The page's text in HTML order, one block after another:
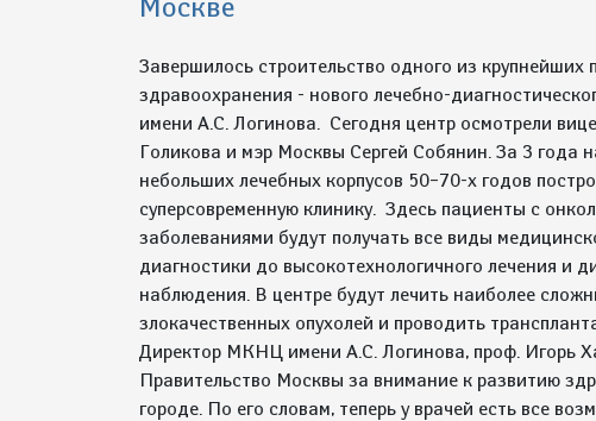
Завершилось строительство одного из крупнейших
здравоохранения - нового лечебно-
имени А.С. Логинова. Сегодня центр осмотрели
Голикова и мэр Москвы Сергей Собянин. За 3 года
небольших лечебных корпусов 50–70-х годов
суперсовременную клинику. Здесь пациенты с
заболеваниями будут получать все виды
диагностики до высокотехнологичного лечения и
наблюдения. В центре будут лечить наиболее
злокачественных опухолей и проводить
Директор МКНЦ имени А.С. Логинова, проф. Игорь
Правительство Москвы за внимание к развитию
городе. По его словам, теперь у врачей есть все